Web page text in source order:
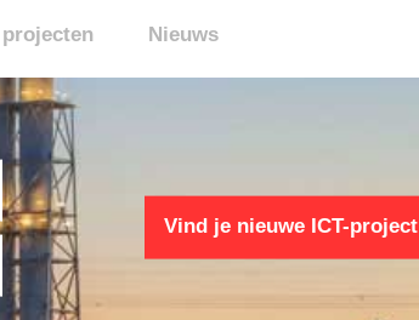
Nieuws
Vind je nieuwe ICT-project